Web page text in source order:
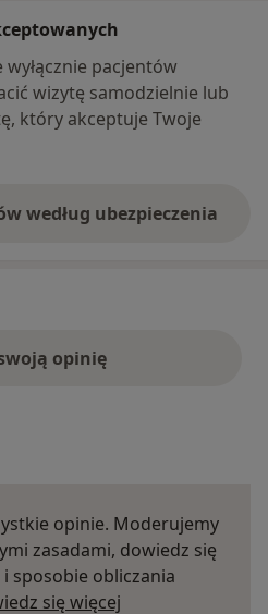
pacjentów
wizytę samodzielnie lub
który akceptuje Twoje
według ubezpieczenia
opinię
opinie. Moderujemy
zasadami, dowiedz się
sposobie obliczania
się więcej